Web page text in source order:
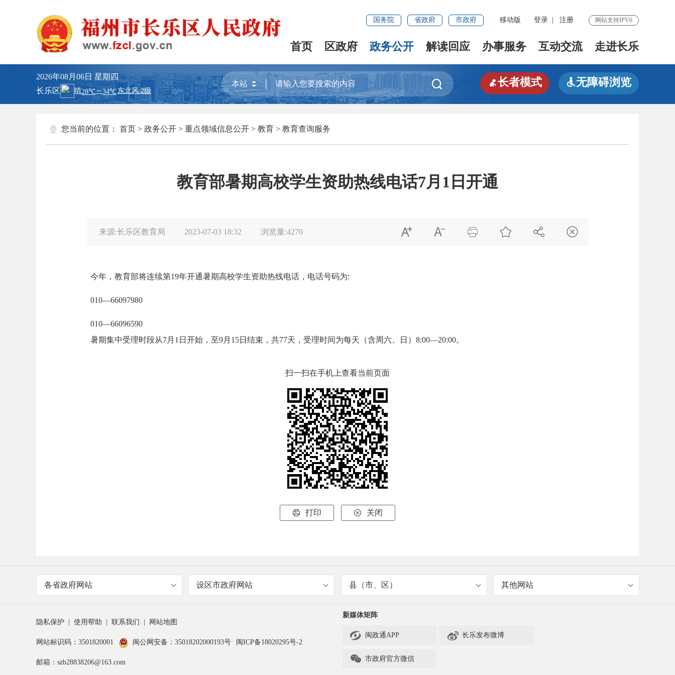
国务院 省政府 市政府 移动版 登录 注册 网站支持IPV6
首页 区政府 政务公开 解读回应 办事服务 互动交流 走进长乐
2026年08月06日 星期四
长乐区
 长者模式 无障碍浏览
您当前的位置： 首页 > 政务公开 > 重点领域信息公开 > 教育 > 教育查询服务
教育部暑期高校学生资助热线电话7月1日开通
来源:长乐区教育局 2023-07-03 18:32 浏览量:4270      
今年，教育部将连续第19年开通暑期高校学生资助热线电话，电话号码为:
010—66097980
010—66096590
暑期集中受理时段从7月1日开始，至9月15日结束，共77天，受理时间为每天（含周六、日）8:00—20:00。
扫一扫在手机上查看当前页面
 打印  关闭
各省政府网站 设区市政府网站 县（市、区） 其他网站
隐私保护 使用帮助 联系我们 网站地图
网站标识码：3501820001 闽公网安备：35018202000193号 闽ICP备18020295号-2
邮箱：szb28838206@163.com
新媒体矩阵
 闽政通APP  长乐发布微博
 市政府官方微信